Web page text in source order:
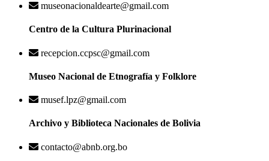
museonacionaldearte@gmail.com
Centro de la Cultura Plurinacional
recepcion.ccpsc@gmail.com
Museo Nacional de Etnografía y Folklore
musef.lpz@gmail.com
Archivo y Biblioteca Nacionales de Bolivia
contacto@abnb.org.bo